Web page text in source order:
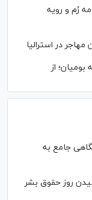
رُم و رویه
در استرالیا
از
جامع به
روز حقوق بشر